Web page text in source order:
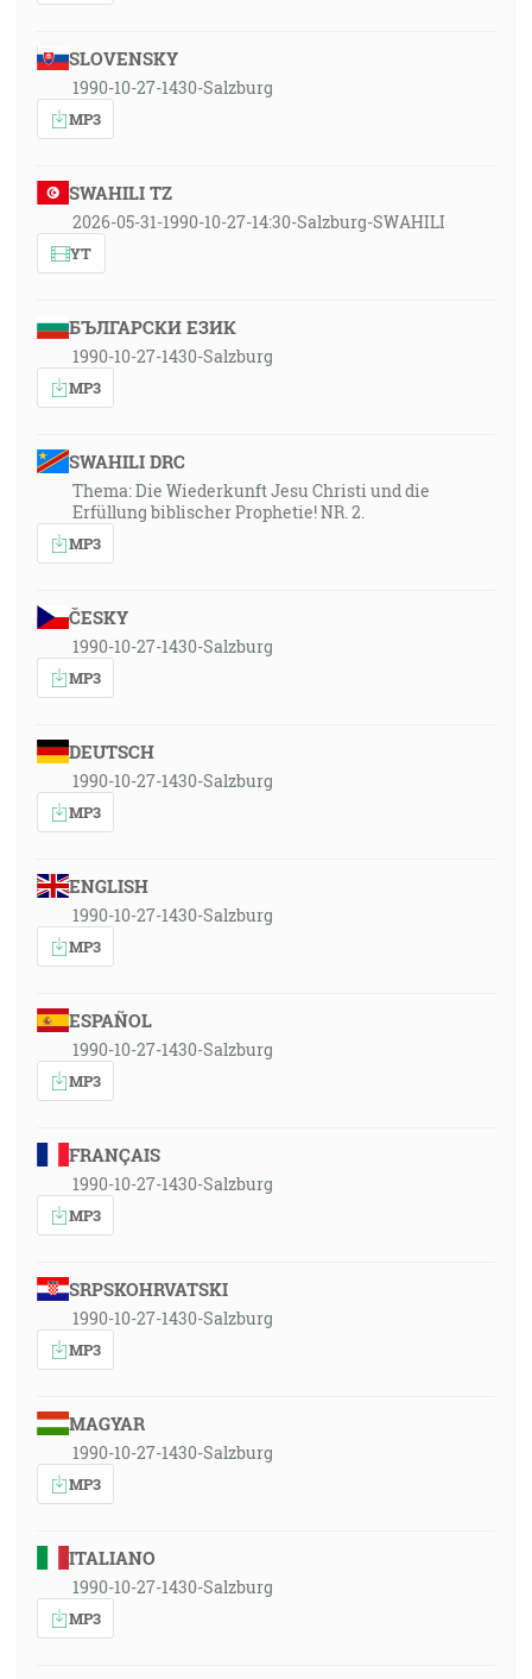
SLOVENSKY
1990-10-27-1430-Salzburg
MP3
SWAHILI TZ
2026-05-31-1990-10-27-14:30-Salzburg-SWAHILI
YT
БЪЛГАРСКИ ЕЗИК
1990-10-27-1430-Salzburg
MP3
SWAHILI DRC
Thema: Die Wiederkunft Jesu Christi und die
Erfüllung biblischer Prophetie! NR. 2.
MP3
ČESKY
1990-10-27-1430-Salzburg
MP3
DEUTSCH
1990-10-27-1430-Salzburg
MP3
ENGLISH
1990-10-27-1430-Salzburg
MP3
ESPAÑOL
1990-10-27-1430-Salzburg
MP3
FRANÇAIS
1990-10-27-1430-Salzburg
MP3
SRPSKOHRVATSKI
1990-10-27-1430-Salzburg
MP3
MAGYAR
1990-10-27-1430-Salzburg
MP3
ITALIANO
1990-10-27-1430-Salzburg
MP3